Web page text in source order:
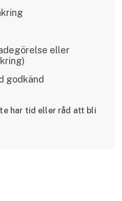
eller
godkänd
har tid eller råd att bli